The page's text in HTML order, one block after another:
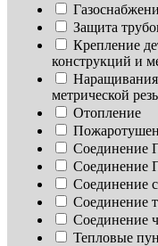
Защита
Крепление
конструкций и
метрической
Отопление
Соединение
Соединение
Соединение
Соединение
Тепловые